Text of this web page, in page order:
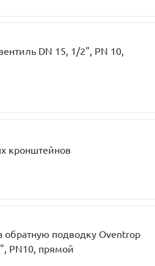
DN 15, 1/2", PN 10,
кронштейнов
обратную подводку Oventrop
PN10, прямой